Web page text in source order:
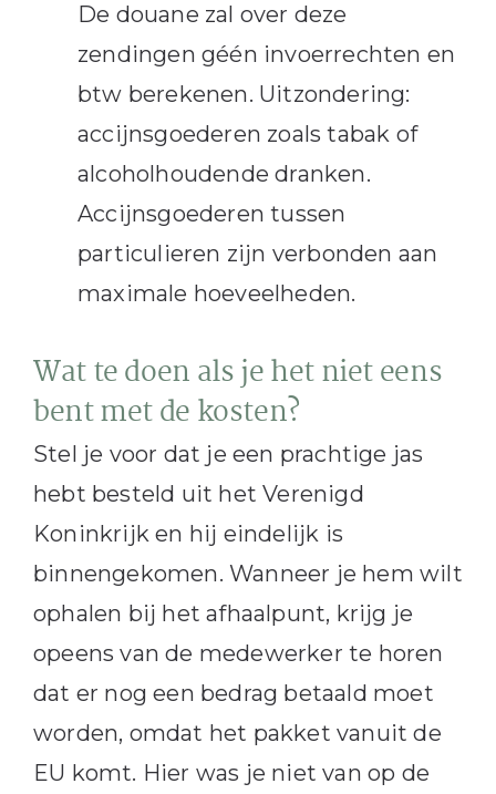
De douane zal over deze
zendingen géén invoerrechten en
btw berekenen. Uitzondering:
accijnsgoederen zoals tabak of
alcoholhoudende dranken.
Accijnsgoederen tussen
particulieren zijn verbonden aan
maximale hoeveelheden.
Wat te doen als je het niet eens
bent met de kosten?
Stel je voor dat je een prachtige jas
hebt besteld uit het Verenigd
Koninkrijk en hij eindelijk is
binnengekomen. Wanneer je hem wilt
ophalen bij het afhaalpunt, krijg je
opeens van de medewerker te horen
dat er nog een bedrag betaald moet
worden, omdat het pakket vanuit de
EU komt. Hier was je niet van op de